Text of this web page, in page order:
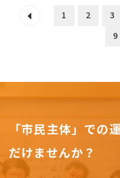
1 2 3
9
「市民主体」での
だけませんか？